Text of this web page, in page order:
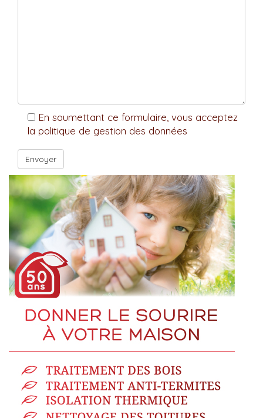
En soumettant ce formulaire, vous acceptez
la politique de gestion des données